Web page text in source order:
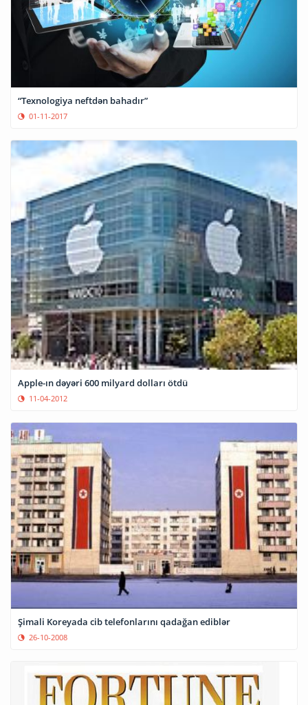
“Texnologiya neftdən bahadır”
01-11-2017
Apple-ın dəyəri 600 milyard dolları ötdü
11-04-2012
Şimali Koreyada cib telefonlarını qadağan ediblər
26-10-2008